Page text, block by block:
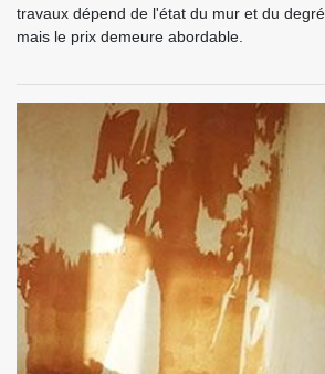
travaux dépend de l'état du mur et du
mais le prix demeure abordable.